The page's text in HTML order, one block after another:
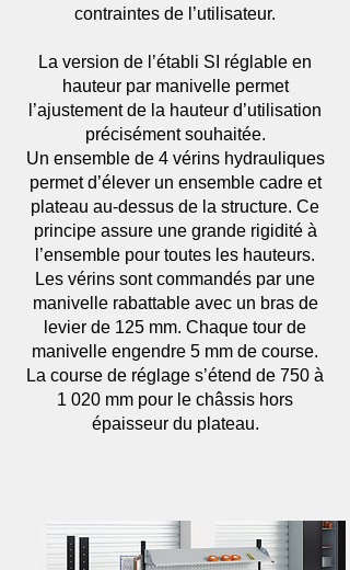
contraintes de l’utilisateur.
La version de l’établi SI réglable en
hauteur par manivelle permet
l’ajustement de la hauteur d’utilisation
précisément souhaitée.
Un ensemble de 4 vérins hydrauliques
permet d’élever un ensemble cadre et
plateau au-dessus de la structure. Ce
principe assure une grande rigidité à
l’ensemble pour toutes les hauteurs.
Les vérins sont commandés par une
manivelle rabattable avec un bras de
levier de 125 mm. Chaque tour de
manivelle engendre 5 mm de course.
La course de réglage s’étend de 750 à
1 020 mm pour le châssis hors
épaisseur du plateau.